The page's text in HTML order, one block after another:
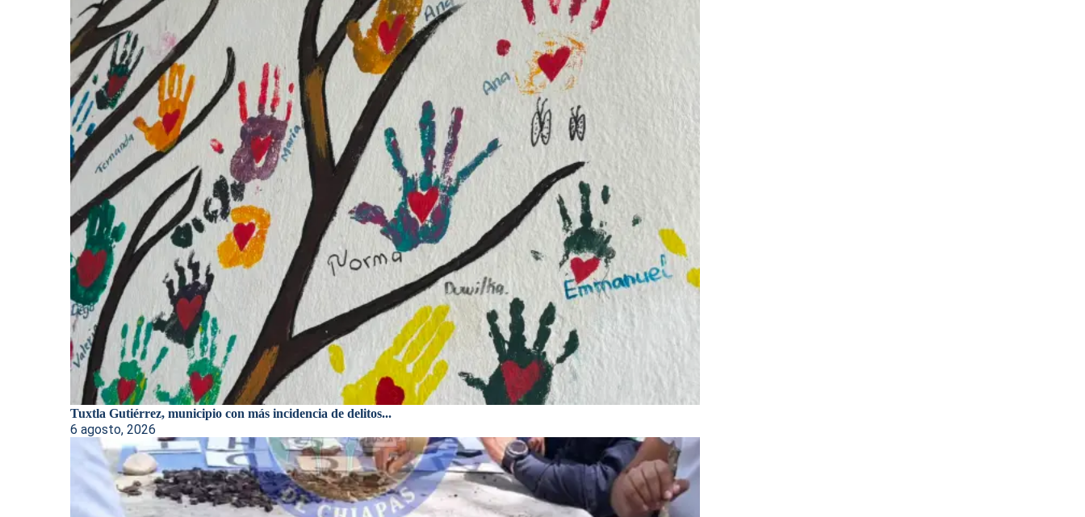
Tuxtla Gutiérrez, municipio con más incidencia de delitos...
6 agosto, 2026